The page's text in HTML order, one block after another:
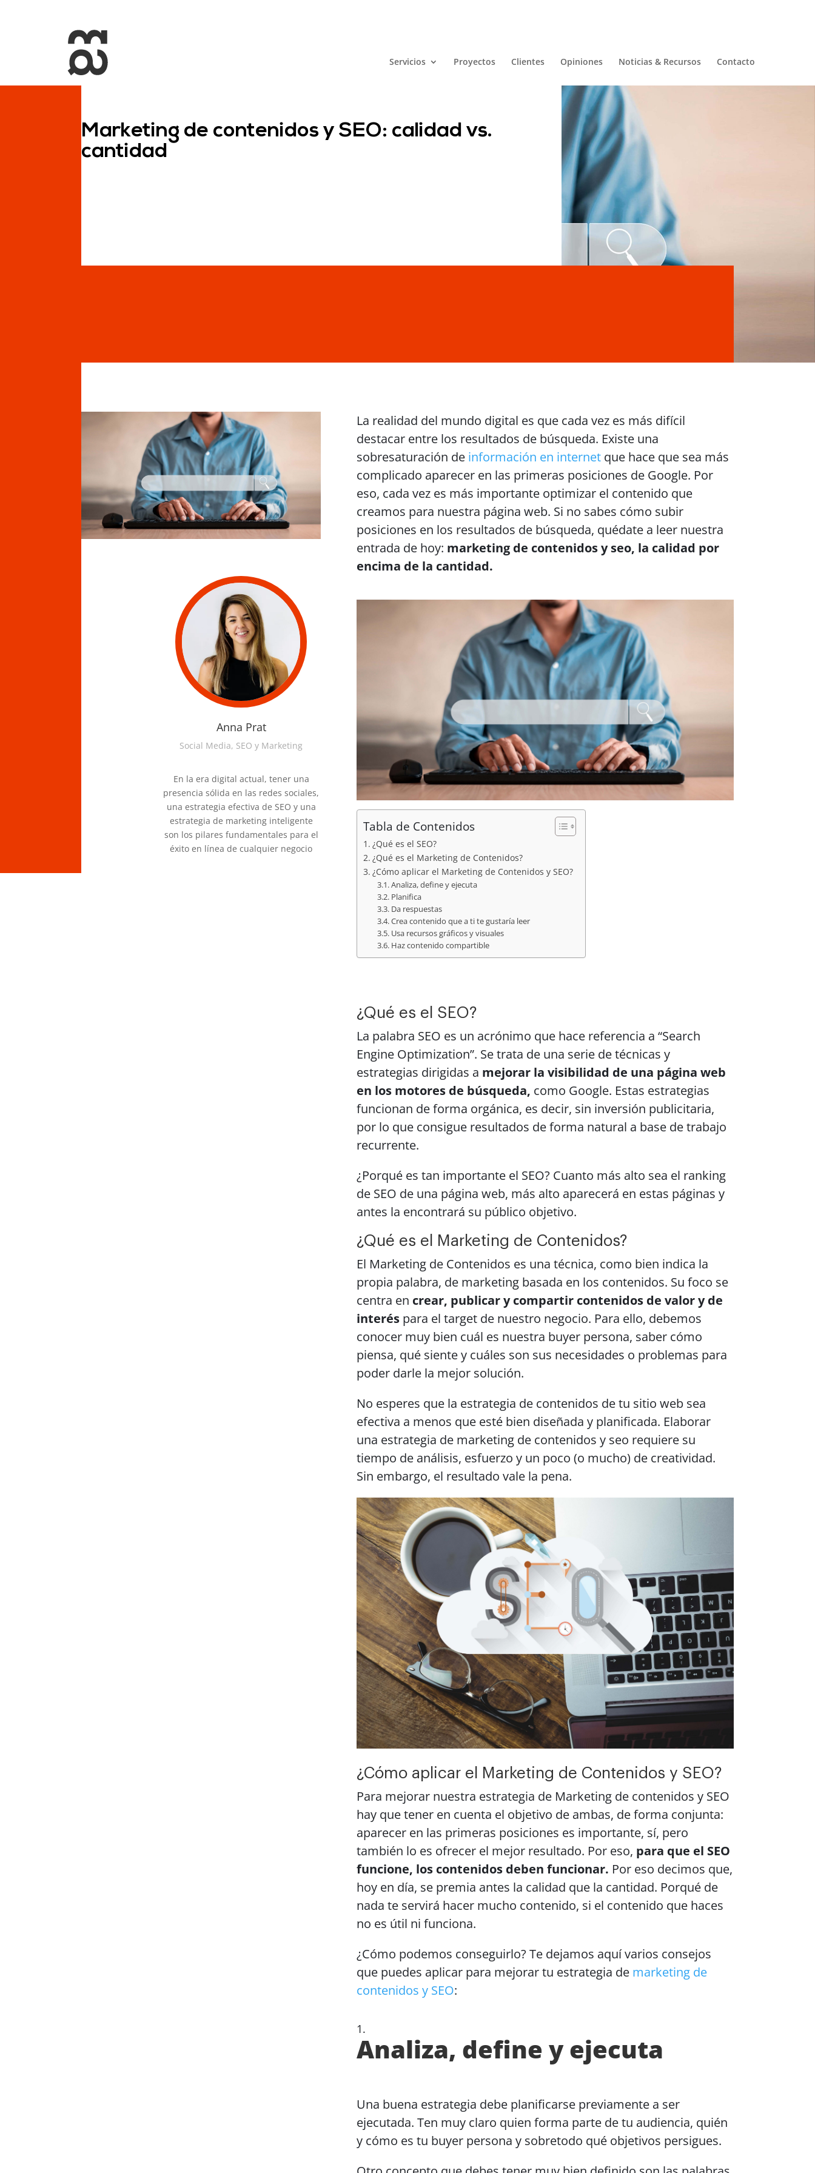
Servicios Proyectos Clientes Opiniones Noticias & Recursos Contacto
Marketing de contenidos y SEO: calidad vs.
cantidad
Anna Prat
Social Media, SEO y Marketing
En la era digital actual, tener una
presencia sólida en las redes sociales,
una estrategia efectiva de SEO y una
estrategia de marketing inteligente
son los pilares fundamentales para el
éxito en línea de cualquier negocio
La realidad del mundo digital es que cada vez es más difícil
destacar entre los resultados de búsqueda. Existe una
sobresaturación de información en internet que hace que sea más
complicado aparecer en las primeras posiciones de Google. Por
eso, cada vez es más importante optimizar el contenido que
creamos para nuestra página web. Si no sabes cómo subir
posiciones en los resultados de búsqueda, quédate a leer nuestra
entrada de hoy: marketing de contenidos y seo, la calidad por
encima de la cantidad.
Tabla de Contenidos
¿Qué es el SEO?
¿Qué es el Marketing de Contenidos?
¿Cómo aplicar el Marketing de Contenidos y SEO?
Analiza, define y ejecuta
Planifica
Da respuestas
Crea contenido que a ti te gustaría leer
Usa recursos gráficos y visuales
Haz contenido compartible
¿Qué es el SEO?
La palabra SEO es un acrónimo que hace referencia a “Search
Engine Optimization”. Se trata de una serie de técnicas y
estrategias dirigidas a mejorar la visibilidad de una página web
en los motores de búsqueda, como Google. Estas estrategias
funcionan de forma orgánica, es decir, sin inversión publicitaria,
por lo que consigue resultados de forma natural a base de trabajo
recurrente.
¿Porqué es tan importante el SEO? Cuanto más alto sea el ranking
de SEO de una página web, más alto aparecerá en estas páginas y
antes la encontrará su público objetivo.
¿Qué es el Marketing de Contenidos?
El Marketing de Contenidos es una técnica, como bien indica la
propia palabra, de marketing basada en los contenidos. Su foco se
centra en crear, publicar y compartir contenidos de valor y de
interés para el target de nuestro negocio. Para ello, debemos
conocer muy bien cuál es nuestra buyer persona, saber cómo
piensa, qué siente y cuáles son sus necesidades o problemas para
poder darle la mejor solución.
No esperes que la estrategia de contenidos de tu sitio web sea
efectiva a menos que esté bien diseñada y planificada. Elaborar
una estrategia de marketing de contenidos y seo requiere su
tiempo de análisis, esfuerzo y un poco (o mucho) de creatividad.
Sin embargo, el resultado vale la pena.
¿Cómo aplicar el Marketing de Contenidos y SEO?
Para mejorar nuestra estrategia de Marketing de contenidos y SEO
hay que tener en cuenta el objetivo de ambas, de forma conjunta:
aparecer en las primeras posiciones es importante, sí, pero
también lo es ofrecer el mejor resultado. Por eso, para que el SEO
funcione, los contenidos deben funcionar. Por eso decimos que,
hoy en día, se premia antes la calidad que la cantidad. Porqué de
nada te servirá hacer mucho contenido, si el contenido que haces
no es útil ni funciona.
¿Cómo podemos conseguirlo? Te dejamos aquí varios consejos
que puedes aplicar para mejorar tu estrategia de marketing de
contenidos y SEO:
Analiza, define y ejecuta
Una buena estrategia debe planificarse previamente a ser
ejecutada. Ten muy claro quien forma parte de tu audiencia, quién
y cómo es tu buyer persona y sobretodo qué objetivos persigues.